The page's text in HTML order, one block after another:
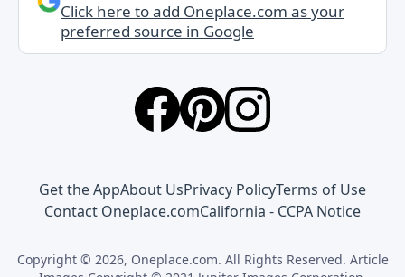
Click here to add Oneplace.com as your
preferred source in Google
Get the AppAbout UsPrivacy PolicyTerms of Use
Contact Oneplace.comCalifornia - CCPA Notice
Copyright © 2026, Oneplace.com. All Rights Reserved. Article